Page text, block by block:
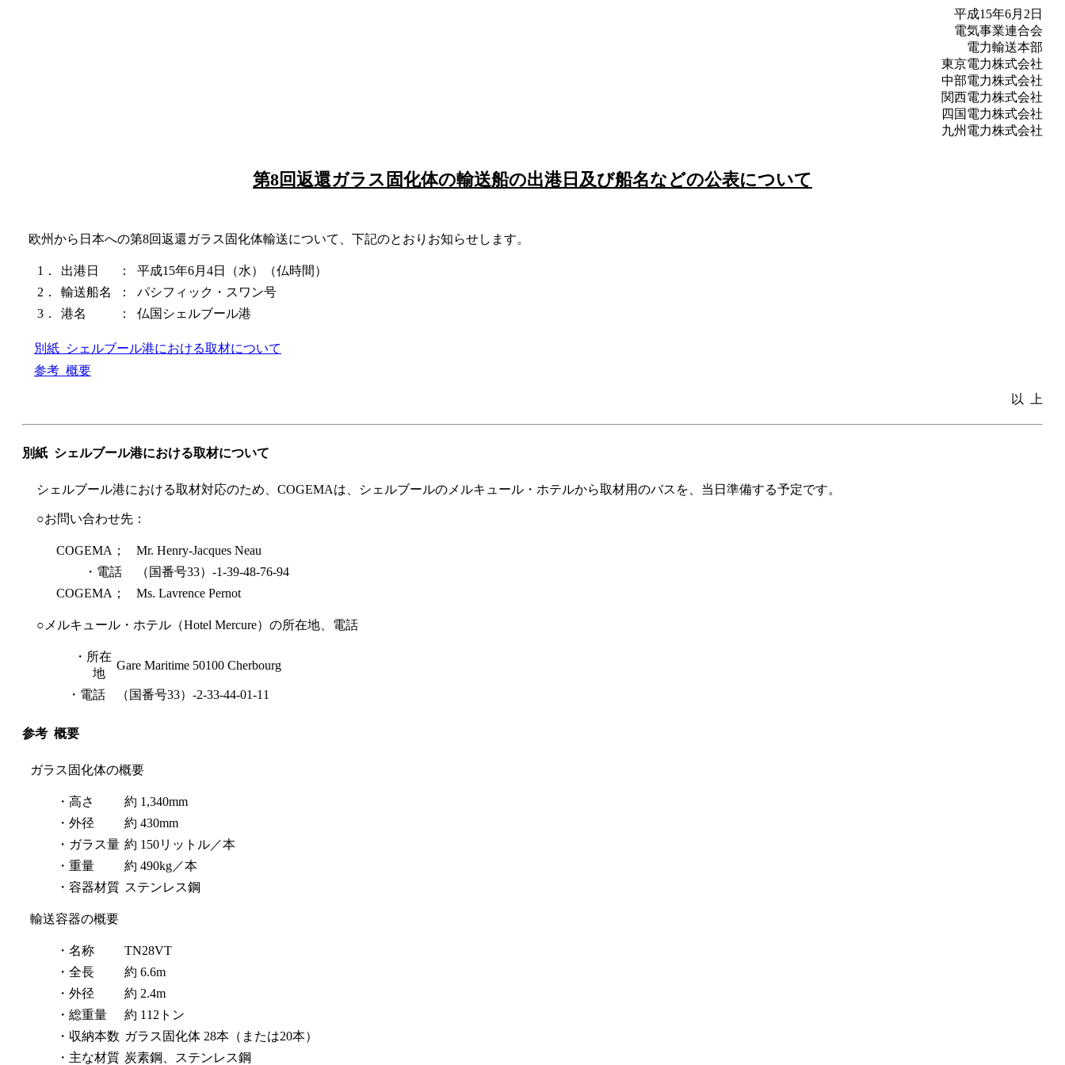
平成15年6月2日
電気事業連合会
電力輸送本部
東京電力株式会社
中部電力株式会社
関西電力株式会社
四国電力株式会社
九州電力株式会社
第8回返還ガラス固化体の輸送船の出港日及び船名などの公表について
欧州から日本への第8回返還ガラス固化体輸送について、下記のとおりお知らせします。
1． 出港日 ：
平成15年6月4日（水）（仏時間）
2．
輸送船名 ：
パシフィック・スワン号
3．
港名 ： 仏国シェルブール港
別紙 シェルブール港における取材について
参考 概要
以 上
別紙 シェルブール港における取材について
シェルブール港における取材対応のため、COGEMAは、シェルブールのメルキュール・ホテルから取材用のバスを、当日準備する予定です。
○お問い合わせ先：
COGEMA；
Mr. Henry-Jacques Neau
・電話
（国番号33）-1-39-48-76-94
COGEMA；
Ms. Lavrence Pernot
○メルキュール・ホテル（Hotel Mercure）の所在地、電話
・所在
地
Gare Maritime 50100 Cherbourg
・電話 （国番号33）-2-33-44-01-11
参考 概要
ガラス固化体の概要
・高さ
約 1,340mm
・外径
約 430mm
・ガラス量 約 150リットル／本
・重量
約 490kg／本
・容器材質 ステンレス鋼
輸送容器の概要
・名称
TN28VT
・全長
約 6.6m
・外径
約 2.4m
・総重量
約 112トン
・収納本数 ガラス固化体 28本（または20本）
・主な材質 炭素鋼、ステンレス鋼